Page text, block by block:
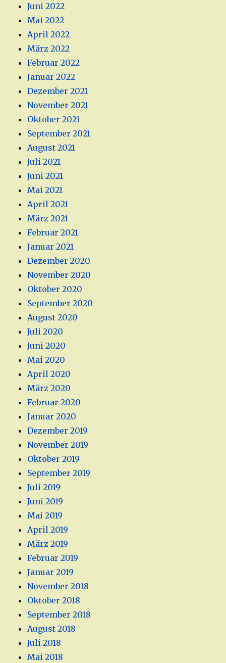
Juni 2022
Mai 2022
April 2022
März 2022
Februar 2022
Januar 2022
Dezember 2021
November 2021
Oktober 2021
September 2021
August 2021
Juli 2021
Juni 2021
Mai 2021
April 2021
März 2021
Februar 2021
Januar 2021
Dezember 2020
November 2020
Oktober 2020
September 2020
August 2020
Juli 2020
Juni 2020
Mai 2020
April 2020
März 2020
Februar 2020
Januar 2020
Dezember 2019
November 2019
Oktober 2019
September 2019
Juli 2019
Juni 2019
Mai 2019
April 2019
März 2019
Februar 2019
Januar 2019
November 2018
Oktober 2018
September 2018
August 2018
Juli 2018
Mai 2018